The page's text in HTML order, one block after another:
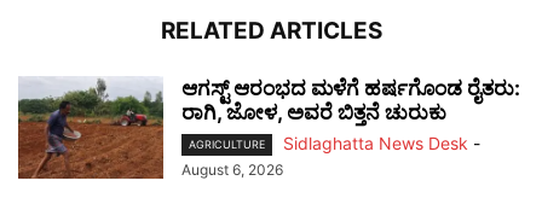
RELATED ARTICLES
ಆಗಸ್ಟ್ ಆರಂಭದ ಮಳೆಗೆ ಹರ್ಷಗೊಂಡ ರೈತರು:
ರಾಗಿ, ಜೋಳ, ಅವರೆ ಬಿತ್ತನೆ ಚುರುಕು
AGRICULTURE Sidlaghatta News Desk -
August 6, 2026